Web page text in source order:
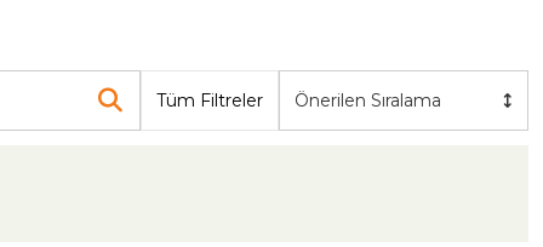
Tüm Filtreler Önerilen Sıralama